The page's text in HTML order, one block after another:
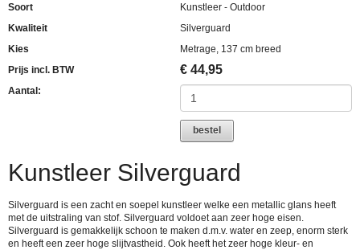
Soort
Kunstleer - Outdoor
Kwaliteit
Silverguard
Kies
Metrage, 137 cm breed
Prijs incl. BTW
€ 44,95
Aantal:
bestel
Kunstleer Silverguard
Silverguard is een zacht en soepel kunstleer welke een metallic glans heeft
met de uitstraling van stof. Silverguard voldoet aan zeer hoge eisen.
Silverguard is gemakkelijk schoon te maken d.m.v. water en zeep, enorm sterk
en heeft een zeer hoge slijtvastheid. Ook heeft het zeer hoge kleur- en